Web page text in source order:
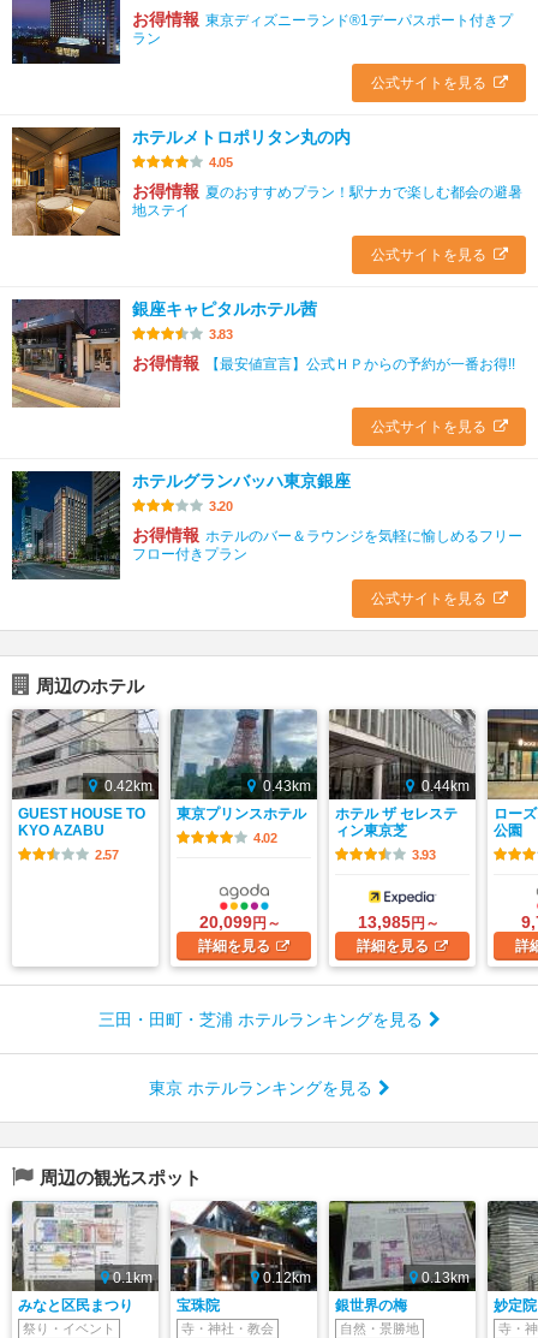
お得情報 東京ディズニーランド®1デーパスポート付きプ
ラン
公式サイトを見る
ホテルメトロポリタン丸の内
4.05
お得情報 夏のおすすめプラン！駅ナカで楽しむ都会の避暑
地ステイ
公式サイトを見る
銀座キャピタルホテル茜
3.83
お得情報 【最安値宣言】公式ＨＰからの予約が一番お得!!
公式サイトを見る
ホテルグランバッハ東京銀座
3.20
お得情報 ホテルのバー＆ラウンジを気軽に愉しめるフリー
フロー付きプラン
公式サイトを見る
周辺のホテル
0.42km
GUEST HOUSE TO
KYO AZABU
2.57
0.43km
東京プリンスホテル
4.02
20,099円～
詳細を見る
0.44km
ホテル ザ セレステ
ィン東京芝
3.93
13,985円～
詳細を見る
ロー
公園
詳
三田・田町・芝浦 ホテルランキングを見る
東京 ホテルランキングを見る
周辺の観光スポット
0.1km
みなと区民まつり
祭り・イベント
0.12km
宝珠院
寺・神社・教会
0.13km
銀世界の梅
自然・景勝地
妙定院
寺・